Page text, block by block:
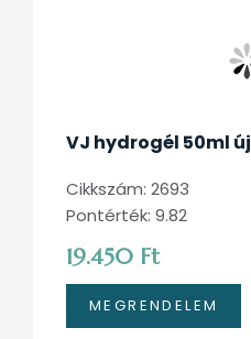
VJ hydrogél 50ml új
Cikkszám: 2693
Pontérték: 9.82
19.450 Ft